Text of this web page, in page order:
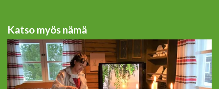
Katso myös nämä